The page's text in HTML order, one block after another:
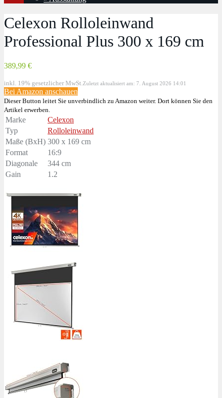
Celexon Rolloleinwand
Professional Plus 300 x 169 cm
389,99 €
inkl. 19% gesetzlicher MwSt. Zuletzt aktualisiert am: 7. August 2026 14:01
Bei Amazon anschauen
Dieser Button leitet Sie unverbindlich zu Amazon weiter. Dort können Sie den
Artikel erwerben.
Marke
Celexon
Typ
Rolloleinwand
Maße (BxH) 300 x 169 cm
Format
16:9
Diagonale
344 cm
Gain
1.2